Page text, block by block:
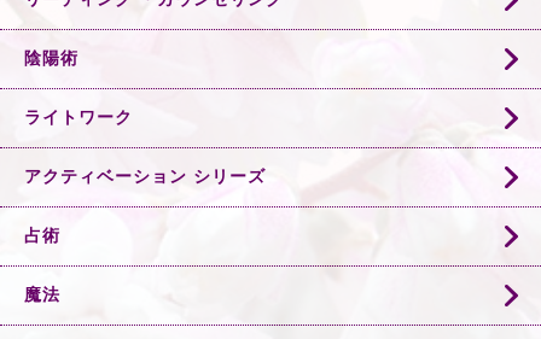
陰陽術
ライトワーク
アクティベーション シリーズ
占術
魔法